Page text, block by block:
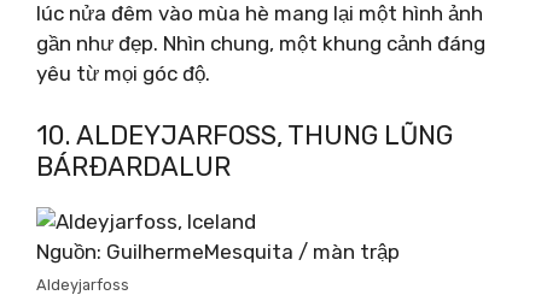
lúc nửa đêm vào mùa hè mang lại một hình ảnh
gần như đẹp. Nhìn chung, một khung cảnh đáng
yêu từ mọi góc độ.
10. ALDEYJARFOSS, THUNG LŨNG
BÁRÐARDALUR
Nguồn: GuilhermeMesquita / màn trập
Aldeyjarfoss